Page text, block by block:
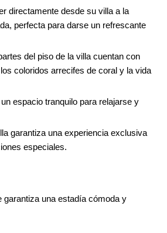
directamente desde su villa a la
perfecta para darse un refrescante
del piso de la villa cuentan con
coloridos arrecifes de coral y la vida
espacio tranquilo para relajarse y
garantiza una experiencia exclusiva
especiales.
garantiza una estadía cómoda y